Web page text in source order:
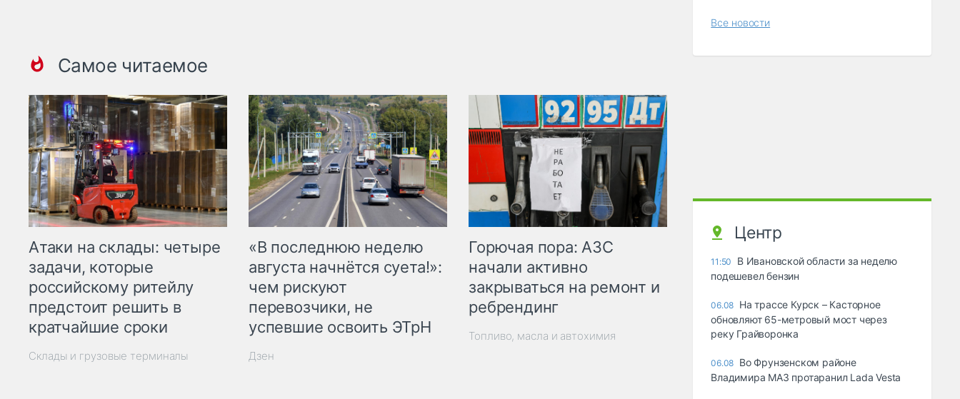
Самое читаемое
Атаки на склады: четыре
задачи, которые
российскому ритейлу
предстоит решить в
кратчайшие сроки
Склады и грузовые терминалы
«В последнюю неделю
августа начнётся суета!»:
чем рискуют
перевозчики, не
успевшие освоить ЭТрН
Дзен
Горючая пора: АЗС
начали активно
закрываться на ремонт и
ребрендинг
Топливо, масла и автохимия
Все новости
Центр
11:50
В Ивановской области за неделю
подешевел бензин
06.08 На трассе Курск – Касторное
обновляют 65-метровый мост через
реку Грайворонка
06.08 Во Фрунзенском районе
Владимира МАЗ протаранил Lada Vesta